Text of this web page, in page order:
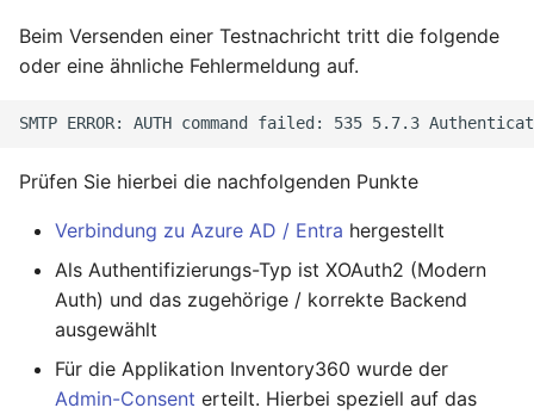
Beim Versenden einer Testnachricht tritt die folgende
oder eine ähnliche Fehlermeldung auf.
Prüfen Sie hierbei die nachfolgenden Punkte
Verbindung zu Azure AD / Entra hergestellt
Als Authentifizierungs-Typ ist XOAuth2 (Modern
Auth) und das zugehörige / korrekte Backend
ausgewählt
Für die Applikation Inventory360 wurde der
Admin-Consent erteilt. Hierbei speziell auf das